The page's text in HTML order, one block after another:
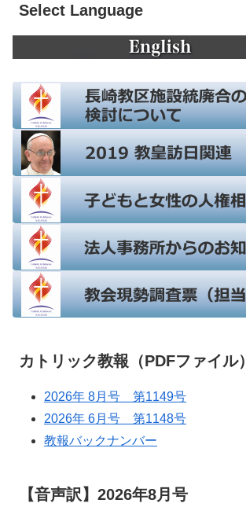
Select Language
カトリック教報（PDFファイル）
2026年 8月号 第1149号
2026年 6月号 第1148号
教報バックナンバー
【音声訳】2026年8月号